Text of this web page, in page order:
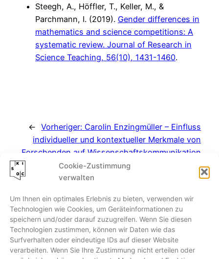
Cookie-Zustimmung
verwalten
Um Ihnen ein optimales Erlebnis zu bieten, verwenden wir
Technologien wie Cookies, um Geräteinformationen zu
speichern und/oder darauf zuzugreifen. Wenn Sie diesen
Technologien zustimmen, können wir Daten wie das
Surfverhalten oder eindeutige IDs auf dieser Website
verarbeiten. Wenn Sie Ihre Zustimmung nicht erteilen oder
Steegh, A., Höffler, T., Keller, M., &
Parchmann, I. (2019). Gender differences in
mathematics and science competitions: A
systematic review. Journal of Research in
Science Teaching, 56(10), 1431-1460.
← Vorheriger: Carolin Enzingmüller – Einfluss
individueller und kontextueller Merkmale von
Forschenden auf Wissenschaftskommunikation
Kiel Science Outreach Campus
Olshausenstraße 62